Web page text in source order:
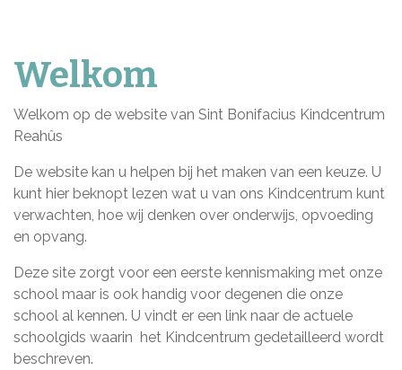
Welkom
Welkom op de website van Sint Bonifacius Kindcentrum
Reahûs
De website kan u helpen bij het maken van een keuze. U
kunt hier beknopt lezen wat u van ons Kindcentrum kunt
verwachten, hoe wij denken over onderwijs, opvoeding
en opvang.
Deze site zorgt voor een eerste kennismaking met onze
school maar is ook handig voor degenen die onze
school al kennen. U vindt er een link naar de actuele
schoolgids waarin het Kindcentrum gedetailleerd wordt
beschreven.